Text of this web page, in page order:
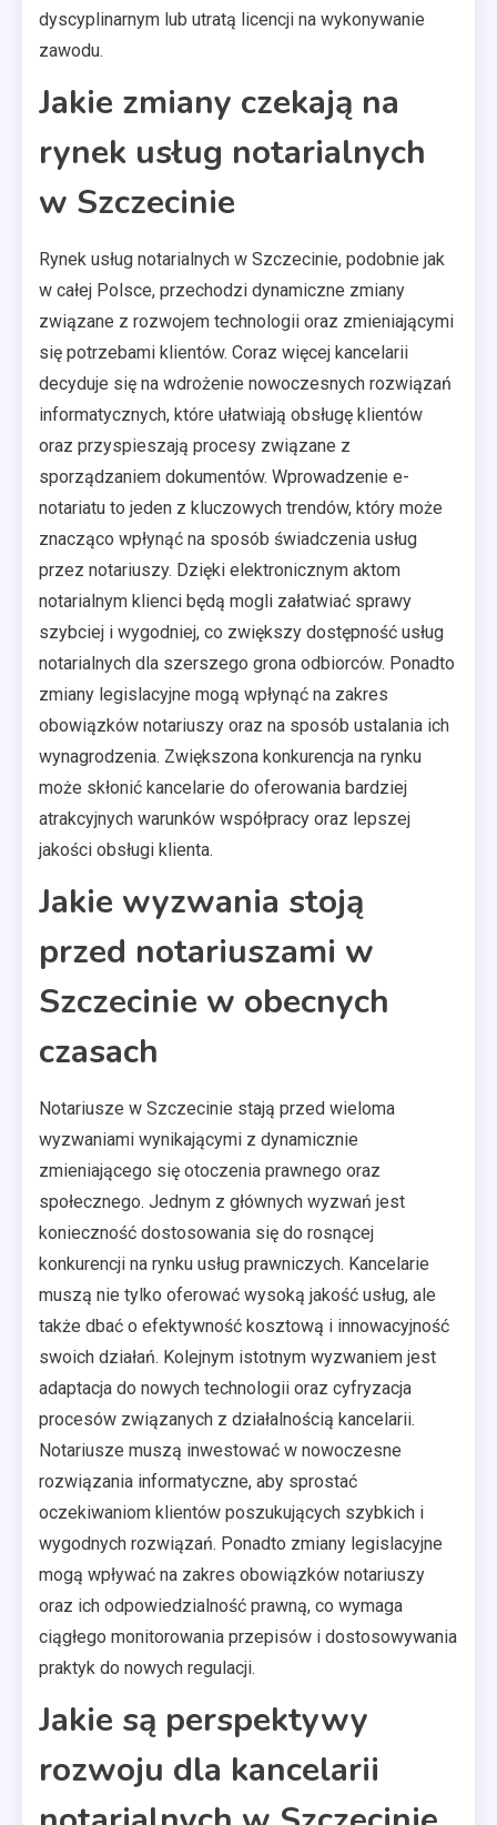
dyscyplinarnym lub utratą licencji na wykonywanie
zawodu.
Jakie zmiany czekają na
rynek usług notarialnych
w Szczecinie
Rynek usług notarialnych w Szczecinie, podobnie jak
w całej Polsce, przechodzi dynamiczne zmiany
związane z rozwojem technologii oraz zmieniającymi
się potrzebami klientów. Coraz więcej kancelarii
decyduje się na wdrożenie nowoczesnych rozwiązań
informatycznych, które ułatwiają obsługę klientów
oraz przyspieszają procesy związane z
sporządzaniem dokumentów. Wprowadzenie e-
notariatu to jeden z kluczowych trendów, który może
znacząco wpłynąć na sposób świadczenia usług
przez notariuszy. Dzięki elektronicznym aktom
notarialnym klienci będą mogli załatwiać sprawy
szybciej i wygodniej, co zwiększy dostępność usług
notarialnych dla szerszego grona odbiorców. Ponadto
zmiany legislacyjne mogą wpłynąć na zakres
obowiązków notariuszy oraz na sposób ustalania ich
wynagrodzenia. Zwiększona konkurencja na rynku
może skłonić kancelarie do oferowania bardziej
atrakcyjnych warunków współpracy oraz lepszej
jakości obsługi klienta.
Jakie wyzwania stoją
przed notariuszami w
Szczecinie w obecnych
czasach
Notariusze w Szczecinie stają przed wieloma
wyzwaniami wynikającymi z dynamicznie
zmieniającego się otoczenia prawnego oraz
społecznego. Jednym z głównych wyzwań jest
konieczność dostosowania się do rosnącej
konkurencji na rynku usług prawniczych. Kancelarie
muszą nie tylko oferować wysoką jakość usług, ale
także dbać o efektywność kosztową i innowacyjność
swoich działań. Kolejnym istotnym wyzwaniem jest
adaptacja do nowych technologii oraz cyfryzacja
procesów związanych z działalnością kancelarii.
Notariusze muszą inwestować w nowoczesne
rozwiązania informatyczne, aby sprostać
oczekiwaniom klientów poszukujących szybkich i
wygodnych rozwiązań. Ponadto zmiany legislacyjne
mogą wpływać na zakres obowiązków notariuszy
oraz ich odpowiedzialność prawną, co wymaga
ciągłego monitorowania przepisów i dostosowywania
praktyk do nowych regulacji.
Jakie są perspektywy
rozwoju dla kancelarii